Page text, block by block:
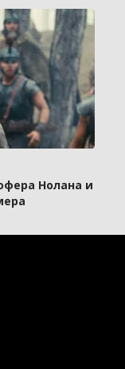
Нолана и